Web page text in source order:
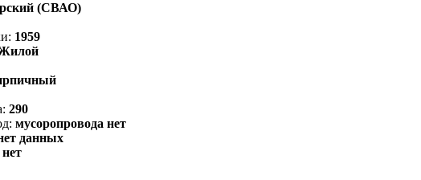
(СВАО)
1959
290
мусоропровода нет
данных